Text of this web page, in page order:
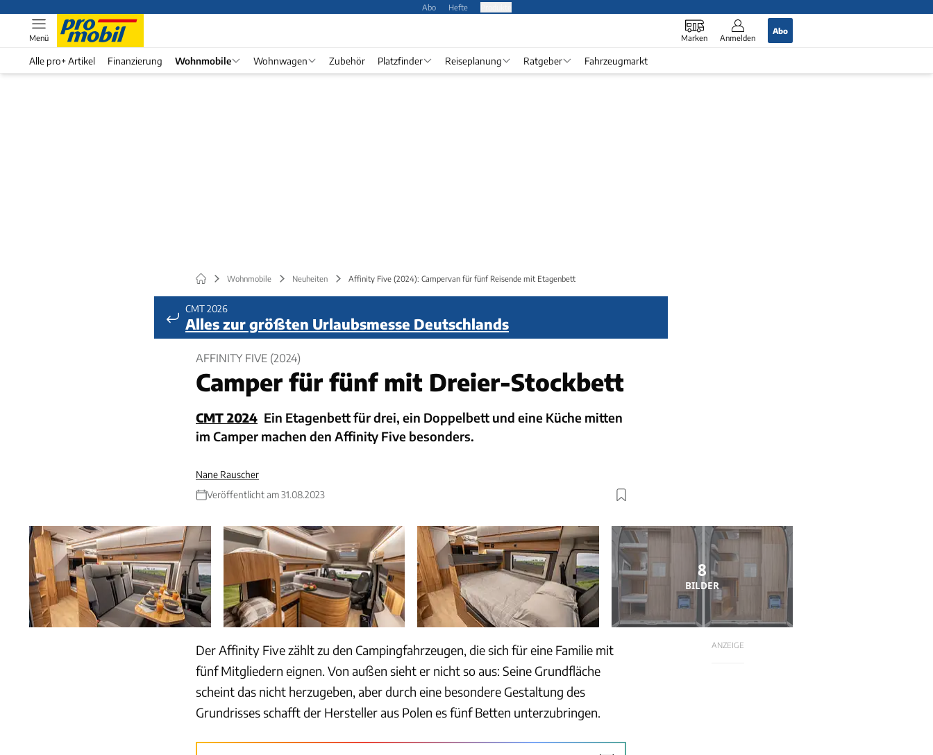
Abo Hefte
Marken Anmelden
Abo
Menü
Alle pro+ Artikel Finanzierung Wohnmobile Wohnwagen Zubehör Platzfinder Reiseplanung Ratgeber Fahrzeugmarkt
Wohnmobile Neuheiten Affinity Five (2024): Campervan für fünf Reisende mit Etagenbett
CMT 2026
Alles zur größten Urlaubsmesse Deutschlands
AFFINITY FIVE (2024)
Camper für fünf mit Dreier-Stockbett
CMT 2024 Ein Etagenbett für drei, ein Doppelbett und eine Küche mitten
im Camper machen den Affinity Five besonders.
Nane Rauscher
Veröffentlicht am 31.08.2023
8
BILDER
ANZEIGE
Der Affinity Five zählt zu den Campingfahrzeugen, die sich für eine Familie mit
fünf Mitgliedern eignen. Von außen sieht er nicht so aus: Seine Grundfläche
scheint das nicht herzugeben, aber durch eine besondere Gestaltung des
Grundrisses schafft der Hersteller aus Polen es fünf Betten unterzubringen.